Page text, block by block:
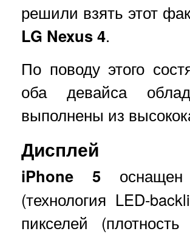
решили взять этот
LG Nexus 4.
По поводу этого
оба девайса
выполнены из
Дисплей
iPhone 5
(технология LED-
пикселей